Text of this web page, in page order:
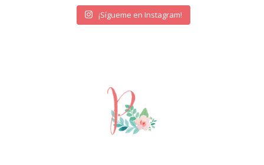
¡Sígueme en Instagram!